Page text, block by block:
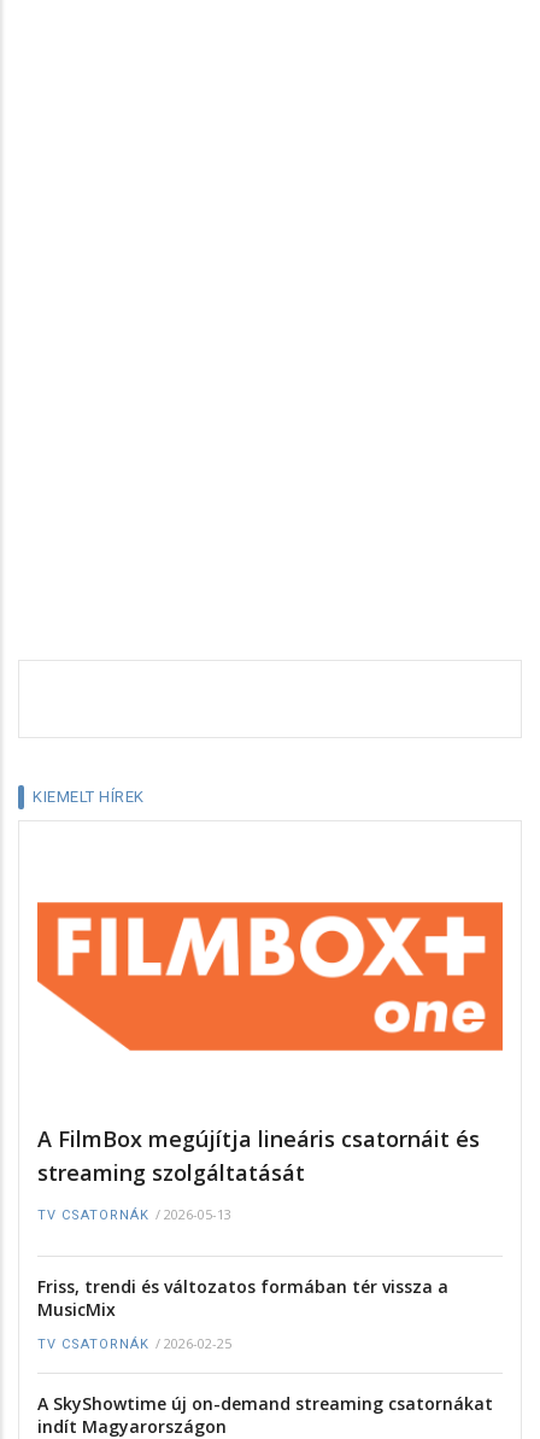
KIEMELT HÍREK
A FilmBox megújítja lineáris csatornáit és
streaming szolgáltatását
TV CSATORNÁK / 2026-05-13
Friss, trendi és változatos formában tér vissza a
MusicMix
TV CSATORNÁK / 2026-02-25
A SkyShowtime új on-demand streaming csatornákat
indít Magyarországon